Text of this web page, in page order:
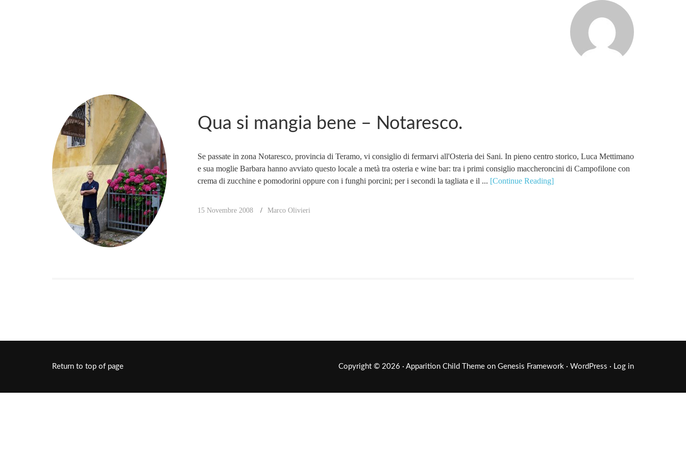
Qua si mangia bene – Notaresco.
Se passate in zona Notaresco, provincia di Teramo, vi consiglio di fermarvi all'Osteria dei Sani. In pieno centro storico, Luca Mettimano
e sua moglie Barbara hanno avviato questo locale a metà tra osteria e wine bar: tra i primi consiglio maccheroncini di Campofilone con
crema di zucchine e pomodorini oppure con i funghi porcini; per i secondi la tagliata e il ... [Continue Reading]
15 Novembre 2008 Marco Olivieri
Return to top of page Copyright © 2026 · Apparition Child Theme on Genesis Framework · WordPress · Log in